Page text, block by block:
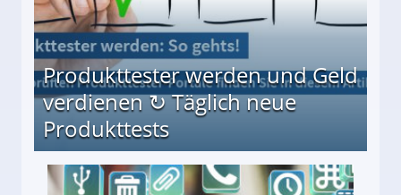
Produkttester werden und Geld
verdienen ↻ Täglich neue
Produkttests
↻ Täglich neue Produkttests